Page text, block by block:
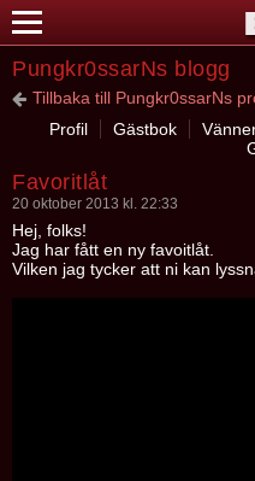
Pungkr0ssarNs blogg
Tillbaka till Pungkr0ssarNs
Profil
Gästbok
Favoritlåt
20 oktober 2013 kl. 22:33
Hej, folks!
Jag har fått en ny favoitlåt.
Vilken jag tycker att ni kan